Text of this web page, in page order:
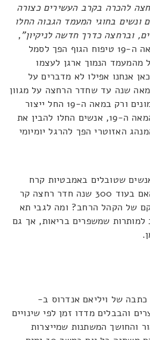
18 זכתה הרחצה להכרה בקרב העשירים כצורה
ונשים בחוגי המעמד הגבוה החלו
וברחצה כדרך חדשה לניקיון",
כותבת אלמסרי. בתחילת המאה ה-19 טיפוח הגוף הפך לסמל
הנמוך ארגן לעצמו
אנחנו אפילו לא מדברים על
שנה עד שחדר הרחצה על מגוון
צורותיו הפך להיות נגיש להמונים ורק במאה ה-19 החל ייצור
וקידום של סבון גוף. בסוף המאה ה-19, אנשים החלו להבין את
האזוטרי הפך להרגל יומיומי
שטובלים באמבטיות קרח
למען בריאות הגוף והנפש. האם בעוד 300 שנה חדר רחצה קר
של הקהל הרחב? ומה לגבי תא
למותרות שמשפרים בריאות, אך גם
של ויליאם אנדרוס ב-
והבבלים מדדו זמן לפי שינויים
והחושך המשתנות שמייצרות